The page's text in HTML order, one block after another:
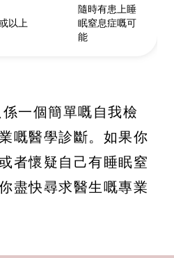
以上
隨時有患上睡
眠窒息症嘅可
能
一個簡單嘅自我檢
嘅醫學診斷。如果你
者懷疑自己有睡眠窒
盡快尋求醫生嘅專業